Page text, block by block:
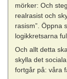
mörker: Och
realrasist och
rasism”. Öppna
logikkretsarna
Och allt detta
skylla det
fortgår på: våra